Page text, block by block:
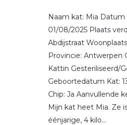
Naam kat: Mia Datum
01/08/2025 Plaats
Abdijstraat
Provincie: Antwerpen
Kattin Gesteriliseerd/
Geboortedatum Kat:
Chip: Ja Aanvullende
Mijn kat heet Mia. Ze
éénjarige, 4 kilo...